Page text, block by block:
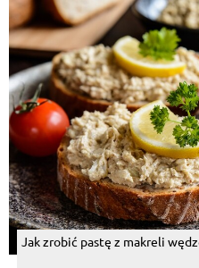
Jak zrobić pastę z makreli